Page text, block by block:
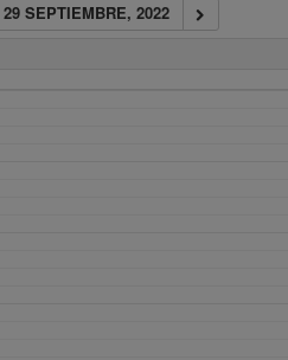
29 SEPTIEMBRE, 2022